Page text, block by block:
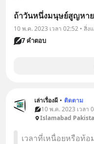
ถ้าวันหนึ่งมนุษย์สูญหา
10 พ.ค. 2023 เวลา 02:52 • สิ่ง
7 คำตอบ
เล่าเรื่องผี • ติดตาม
10 พ.ค. 2023 เวลา
Islamabad
เวลาที่เหนื่อยหรือท้อ